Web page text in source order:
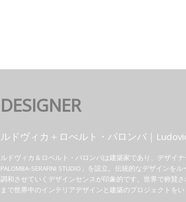
DESIGNER
ルドヴィカ＋ロべルト・パロンバ｜
ルドヴィカ＆ロベルト・パロンバは建築家であり、デザイ
PALOMBA-SERAFINI STUDIO」を設立。伝統的なデザイン
調和させていくデザインセンスが印象的です。世界で称賛
まで世界中のインテリアデザインと建築のプロジェクトをい